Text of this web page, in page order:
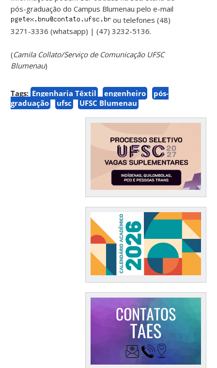
pós-graduação do Campus Blumenau pelo e-mail
ou telefones (48)
3271-3336 (whatsapp) | (47) 3232-5136.
(Camila Collato/Serviço de Comunicação UFSC
Blumenau)
Tags: Engenharia Têxtil engenheiro
pós-
graduação
ufsc UFSC Blumenau